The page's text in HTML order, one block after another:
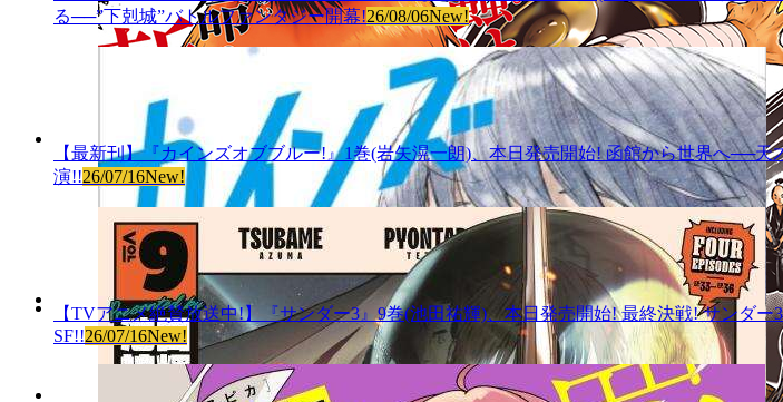
る──”下剋城”バトルファンタジー開幕!26/08/06New!
【最新刊】『カインズオブブルー!』1巻(岩矢滉一朗)、本日発売開始! 函館から世界へ──
演!!26/07/16New!
【TVアニメ絶賛放送中!】『サンダー3』9巻(池田祐輝)、本日発売開始! 最終決戦! サンダ
SF!!26/07/16New!